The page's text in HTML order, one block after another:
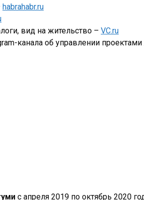
habrahabr.ru
вид на жительство – VC.ru
канала об управлении
с апреля 2019 по октябрь 2020